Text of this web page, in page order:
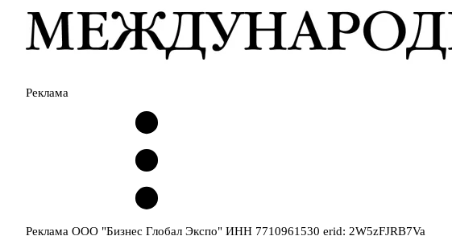
Реклама
Реклама ООО "Бизнес Глобал Экспо" ИНН 7710961530 erid: 2W5zFJRB7Va